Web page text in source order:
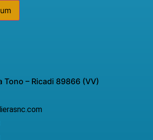
Tono – Ricadi 89866 (VV)